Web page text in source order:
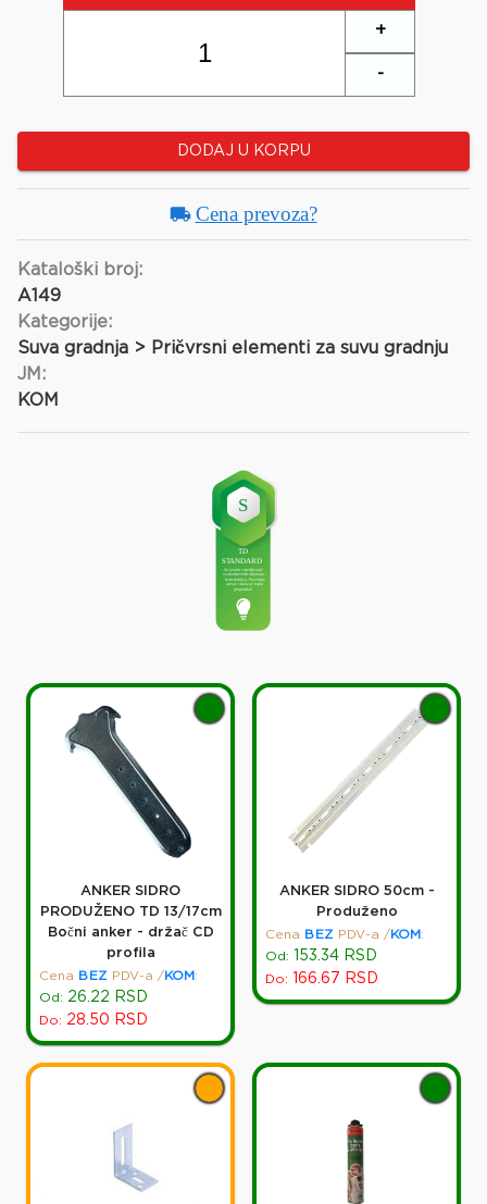
+
-
DODAJ U KORPU
Cena prevoza?
Kataloški broj:
A149
Kategorije:
Suva gradnja > Pričvrsni elementi za suvu gradnju
JM:
KOM
ANKER SIDRO
PRODUŽENO TD 13/17cm
Bočni anker - držač CD
profila
Cena
BEZ PDV-a / KOM :
Od: 26.22 RSD
Do: 28.50 RSD
ANKER SIDRO 50cm -
Produženo
Cena
BEZ PDV-a / KOM :
Od:
153.34 RSD
Do: 166.67 RSD